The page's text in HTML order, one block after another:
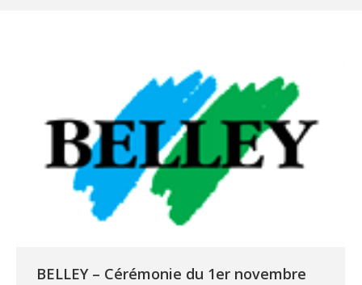
BELLEY – Cérémonie du 1er novembre